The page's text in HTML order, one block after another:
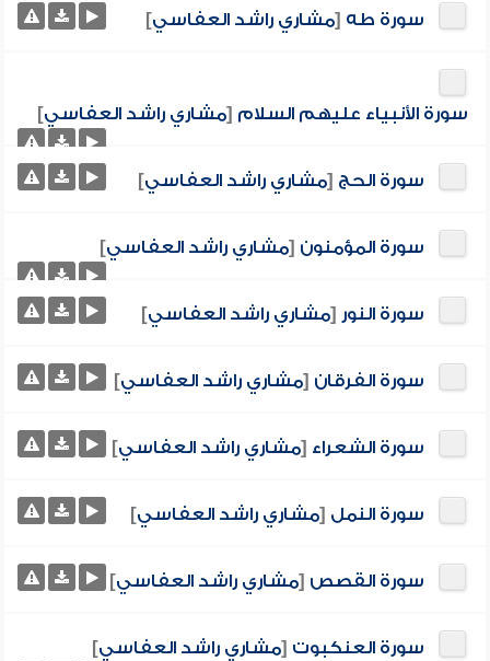
سورة طه [مشاري راشد العفاسي]
سورة الأنبياء عليهم السلام [مشاري راشد العفاسي]
سورة الحج [مشاري راشد العفاسي]
سورة المؤمنون [مشاري راشد العفاسي]
سورة النور [مشاري راشد العفاسي]
سورة الفرقان [مشاري راشد العفاسي]
سورة الشعراء [مشاري راشد العفاسي]
سورة النمل [مشاري راشد العفاسي]
سورة القصص [مشاري راشد العفاسي]
سورة العنكبوت [مشاري راشد العفاسي]